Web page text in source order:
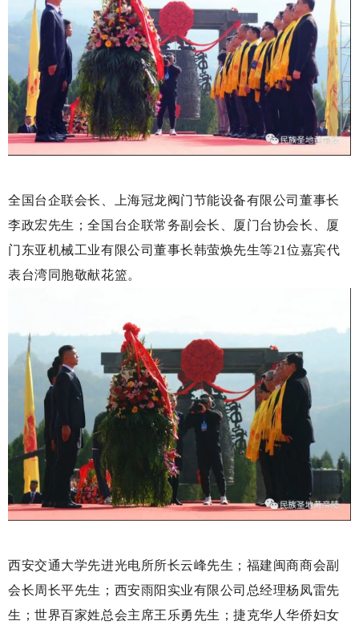
全国台企联会长、上海冠龙阀门节能设备有限公司董事长
李政宏先生；全国台企联常务副会长、厦门台协会长、厦
门东亚机械工业有限公司董事长韩萤焕先生等21位嘉宾代
表台湾同胞敬献花篮。
西安交通大学先进光电所所长云峰先生；福建闽商商会副
会长周长平先生；西安雨阳实业有限公司总经理杨凤雷先
生；世界百家姓总会主席王乐勇先生；捷克华人华侨妇女